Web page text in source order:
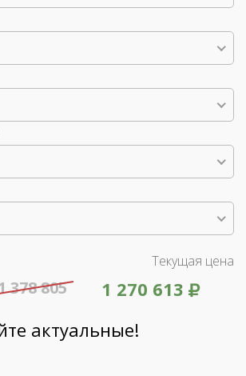
Текущая цена
1 270 613
378 805
актуальные!